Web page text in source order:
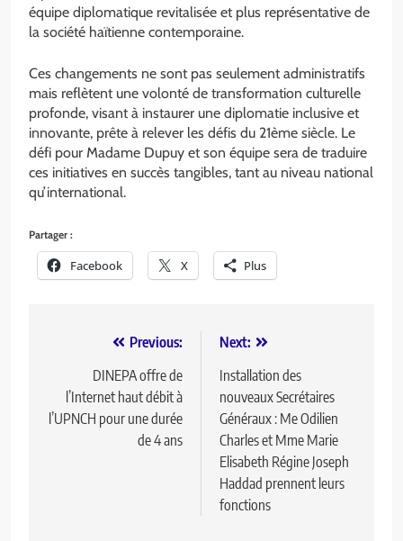
équipe diplomatique revitalisée et plus représentative de
la société haïtienne contemporaine.
Ces changements ne sont pas seulement administratifs
mais reflètent une volonté de transformation culturelle
profonde, visant à instaurer une diplomatie inclusive et
innovante, prête à relever les défis du 21ème siècle. Le
défi pour Madame Dupuy et son équipe sera de traduire
ces initiatives en succès tangibles, tant au niveau national
qu’international.
Partager :
Facebook X Plus
Previous:
DINEPA offre de
l’Internet haut débit à
l’UPNCH pour une durée
de 4 ans
Next:
Installation des
nouveaux Secrétaires
Généraux : Me Odilien
Charles et Mme Marie
Elisabeth Régine Joseph
Haddad prennent leurs
fonctions